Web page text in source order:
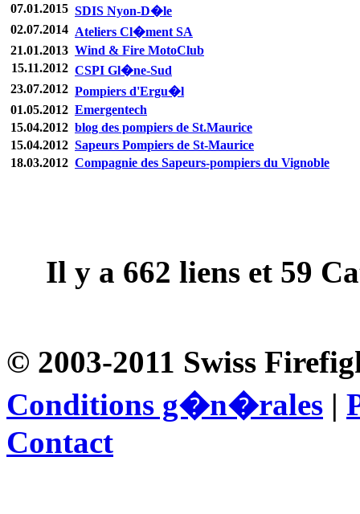
07.01.2015 SDIS Nyon-D�le
02.07.2014 Ateliers Cl�ment SA
21.01.2013 Wind & Fire MotoClub
15.11.2012 CSPI Gl�ne-Sud
23.07.2012 Pompiers d'Ergu�l
01.05.2012 Emergentech
15.04.2012 blog des pompiers de St.Maurice
15.04.2012 Sapeurs Pompiers de St-Maurice
18.03.2012 Compagnie des Sapeurs-pompiers du Vignoble
Il y a 662 liens et 59
© 2003-2011 Swiss
Conditions g�n�rales |
Contact